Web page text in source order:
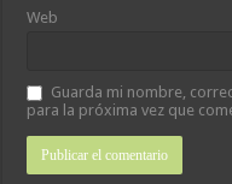
Web
Guarda mi nombre,
para la próxima vez que